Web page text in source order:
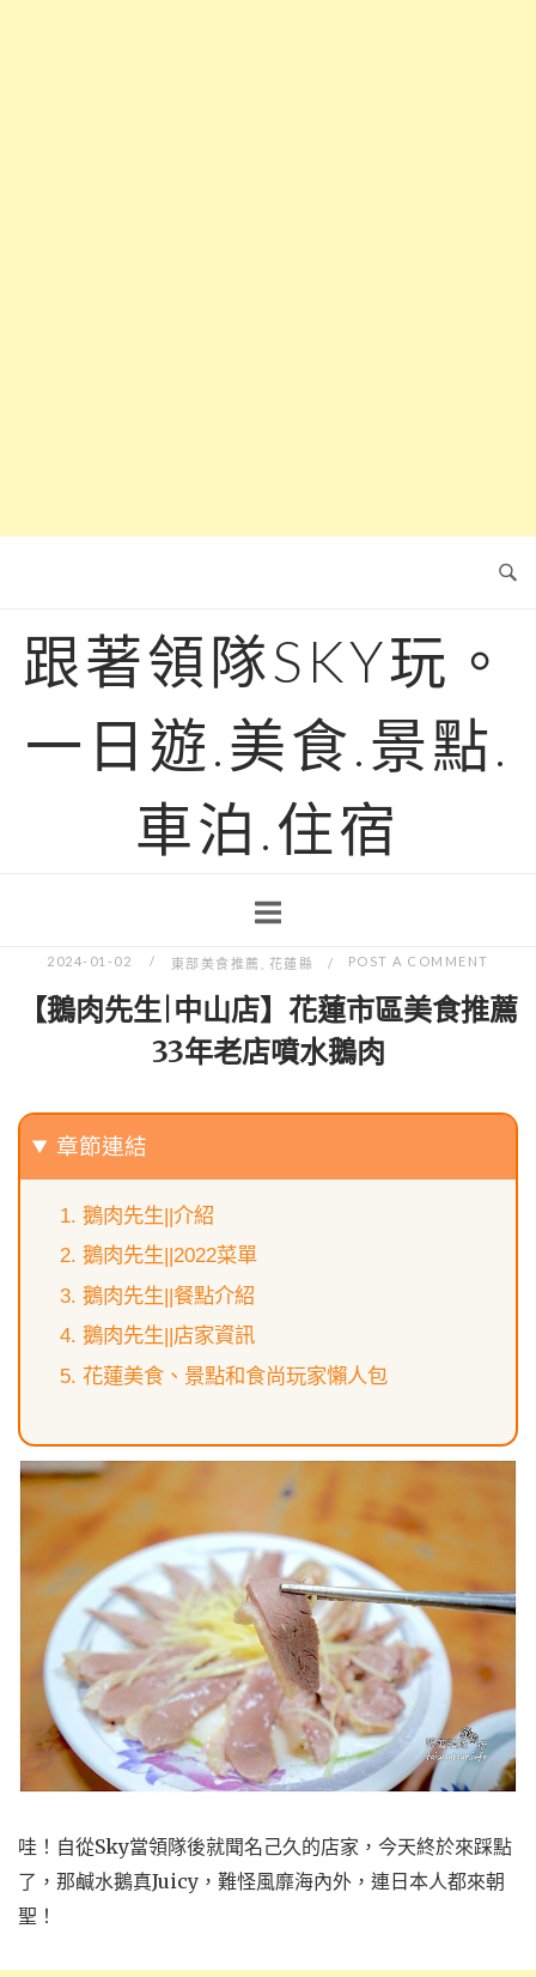
跟著領隊SKY玩。
一日遊.美食.景點.
車泊.住宿
2024-01-02 東部美食推薦 花蓮縣 POST A COMMENT
【鵝肉先生|中山店】花蓮市區美食推薦
33年老店噴水鵝肉
章節連結
鵝肉先生||介紹
鵝肉先生||2022菜單
鵝肉先生||餐點介紹
鵝肉先生||店家資訊
花蓮美食、景點和食尚玩家懶人包
哇！自從Sky當領隊後就聞名己久的店家，今天終於來踩點
了，那鹹水鵝真Juicy，難怪風靡海內外，連日本人都來朝
聖！